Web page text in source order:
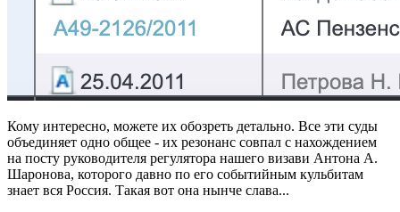
Кому интересно, можете их обозреть детально. Все эти суды
объединяет одно общее - их резонанс совпал с нахождением
на посту руководителя регулятора нашего визави Антона А.
Шаронова, которого давно по его событийным кульбитам
знает вся Россия. Такая вот она нынче слава...